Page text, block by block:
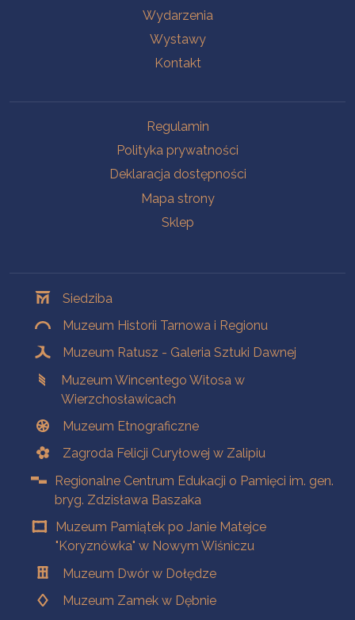
Wydarzenia
Wystawy
Kontakt
Regulamin
Polityka prywatności
Deklaracja dostępności
Mapa strony
Sklep
Siedziba
Muzeum Historii Tarnowa i Regionu
Muzeum Ratusz - Galeria Sztuki Dawnej
Muzeum Wincentego Witosa w
Wierzchosławicach
Muzeum Etnograficzne
Zagroda Felicji Curyłowej w Zalipiu
Regionalne Centrum Edukacji o Pamięci im. gen.
bryg. Zdzisława Baszaka
Muzeum Pamiątek po Janie Matejce
"Koryznówka" w Nowym Wiśniczu
Muzeum Dwór w Dołędze
Muzeum Zamek w Dębnie